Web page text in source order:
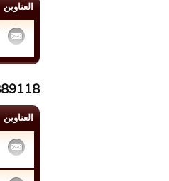
العناوین
العناوین